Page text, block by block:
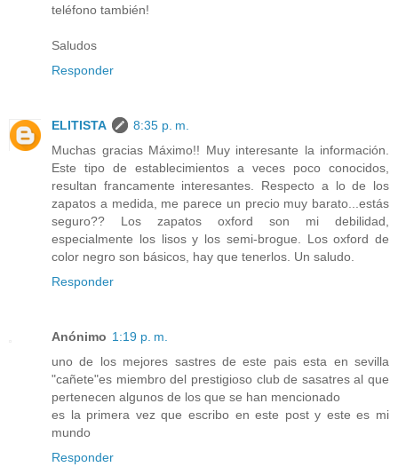
teléfono también!
Saludos
Responder
ELITISTA
8:35 p. m.
Muchas gracias Máximo!! Muy interesante la información.
Este tipo de establecimientos a veces poco conocidos,
resultan francamente interesantes. Respecto a lo de los
zapatos a medida, me parece un precio muy barato...estás
seguro?? Los zapatos oxford son mi debilidad,
especialmente los lisos y los semi-brogue. Los oxford de
color negro son básicos, hay que tenerlos. Un saludo.
Responder
Anónimo 1:19 p. m.
uno de los mejores sastres de este pais esta en sevilla
"cañete"es miembro del prestigioso club de sasatres al que
pertenecen algunos de los que se han mencionado
es la primera vez que escribo en este post y este es mi
mundo
Responder